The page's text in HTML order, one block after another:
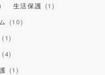
生活保護 (1)
(10)
(1)
(4)
(1)